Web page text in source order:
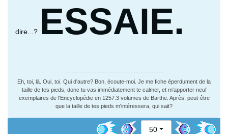
dire...? ESSAIE.
Eh, toi, là. Oui, toi. Qui d'autre? Bon, écoute-moi. Je me fiche éperdument de la
taille de tes pieds, donc tu vas immédiatement te calmer, et m'apporter neuf
exemplaires de l'Encyclopédie en 1257.3 volumes de Barthe. Après, peut-être
que la taille de tes pieds m'intéressera, qui sait?
50